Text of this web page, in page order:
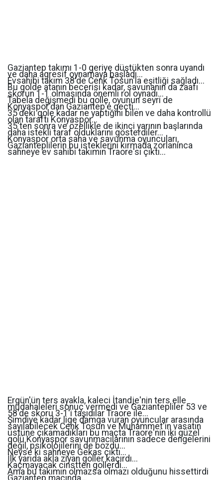
Gaziantep takımı 1-0 geriye düştükten sonra uyandı
ve daha agresif oynamaya başladı...
Evsahibi takım 38'de Cenk Tosun'la eşitliği sağladı...
Bu golde atanın becerisi kadar, savunanın da zaafı
skorun 1-1 olmasında önemli rol oynadı...
Tabela değişmedi bu golle, oyunun seyri de
Konyaspor'dan Gaziantep'e geçti...
35'deki gole kadar ne yaptığını bilen ve daha kontrollü
olan taraftı Konyaspor...
35'ten sonra ve özellikle de ikinci yarının başlarında
daha istekli taraf olduklarını gösterdiler...
Konyaspor orta saha ve savunma oyuncuları,
Gazianteplilerin bu isteklerini kırmada zorlanınca
sahneye ev sahibi takımın Traore'si çıktı...
Ergün'ün ters ayakla, kaleci İtandje'nin ters elle
müdahaleleri sonuç vermedi ve Gaziantepliler 53 ve
58'de skoru 3-1'i taşıdılar Traore ile...
Şimdiye kadar lige damga vuran oyuncular arasında
sayılabilecek Cenk Tosun ve Muhammet'in vasatın
üstüne çıkamadıkları bu maçta Traore'nin iki güzel
golü Konyaspor savunmacılarının sadece dengelerini
değil, psikolojilerini de bozdu...
Neyse ki sahneye Gekas çıktı...
İlk yarıda akla ziyan goller kaçırdı...
Kaçmayacak cinstten gollerdi...
Ama bu takımın olmazsa olmazı olduğunu hissettirdi
Gaziantep maçında...